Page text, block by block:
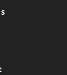
automobilį?
ilgus